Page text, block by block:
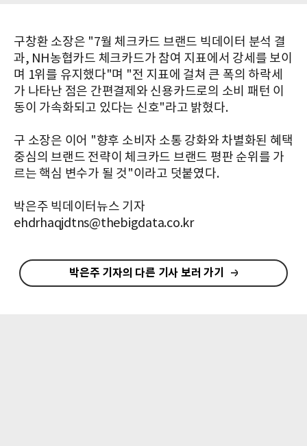
구창환 소장은 "7월 체크카드 브랜드 빅데이터 분석 결
과, NH농협카드 체크카드가 참여 지표에서 강세를 보이
며 1위를 유지했다"며 "전 지표에 걸쳐 큰 폭의 하락세
가 나타난 점은 간편결제와 신용카드로의 소비 패턴 이
동이 가속화되고 있다는 신호"라고 밝혔다.
구 소장은 이어 "향후 소비자 소통 강화와 차별화된 혜택
중심의 브랜드 전략이 체크카드 브랜드 평판 순위를 가
르는 핵심 변수가 될 것"이라고 덧붙였다.
박은주 빅데이터뉴스 기자
ehdrhaqjdtns@thebigdata.co.kr
박은주 기자의 다른 기사 보러 가기